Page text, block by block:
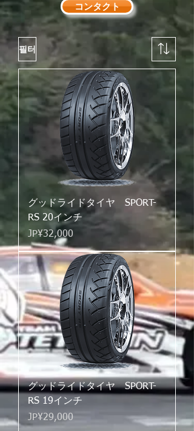
コンタクト
필터
グッドライドタイヤ SPORT-
RS 20インチ
가격
JP¥32,000
グッドライドタイヤ SPORT-
RS 19インチ
가격
JP¥29,000